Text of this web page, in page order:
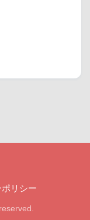
リシー